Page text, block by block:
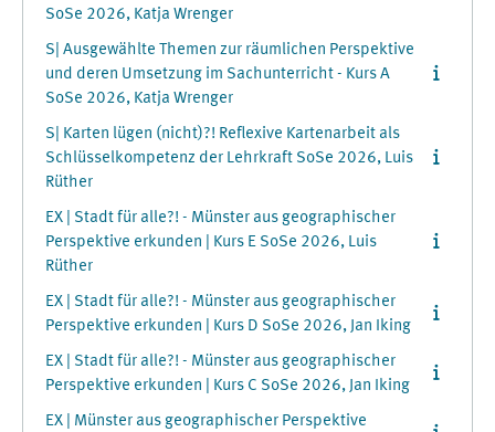
SoSe 2026, Katja Wrenger
S| Ausgewählte Themen zur räumlichen Perspektive
und deren Umsetzung im Sachunterricht - Kurs A
SoSe 2026, Katja Wrenger
S| Karten lügen (nicht)?! Reflexive Kartenarbeit als
Schlüsselkompetenz der Lehrkraft SoSe 2026, Luis
Rüther
EX | Stadt für alle?! - Münster aus geographischer
Perspektive erkunden | Kurs E SoSe 2026, Luis
Rüther
EX | Stadt für alle?! - Münster aus geographischer
Perspektive erkunden | Kurs D SoSe 2026, Jan Iking
EX | Stadt für alle?! - Münster aus geographischer
Perspektive erkunden | Kurs C SoSe 2026, Jan Iking
EX | Münster aus geographischer Perspektive